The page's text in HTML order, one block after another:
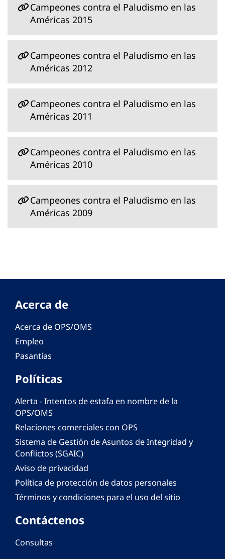
Campeones contra el Paludismo en las
Américas 2015
Campeones contra el Paludismo en las
Américas 2012
Campeones contra el Paludismo en las
Américas 2011
Campeones contra el Paludismo en las
Américas 2010
Campeones contra el Paludismo en las
Américas 2009
Acerca de
Acerca de OPS/OMS
Empleo
Pasantías
Políticas
Alerta - Intentos de estafa en nombre de la
OPS/OMS
Relaciones comerciales con OPS
Sistema de Gestión de Asuntos de Integridad y
Conflictos (SGAIC)
Aviso de privacidad
Política de protección de datos personales
Términos y condiciones para el uso del sitio
Contáctenos
Consultas